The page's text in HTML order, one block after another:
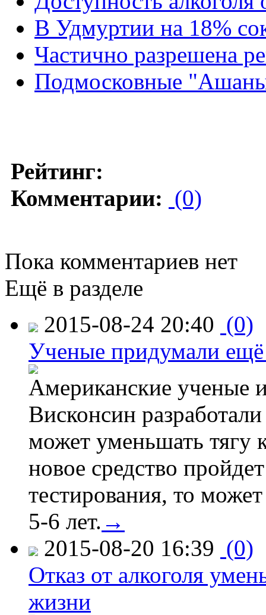
В Удмуртии на 18%
Частично разрешена
Подмосковные
Рейтинг:
Комментарии: (0)
Пока комментариев нет
Ещё в разделе
2015-08-24 20:40 (0)
Ученые придумали ещё
Американские ученые
Висконсин
может уменьшать тягу
новое средство
тестирования, то
5-6 лет. →
2015-08-20 16:39 (0)
Отказ от алкоголя
жизни